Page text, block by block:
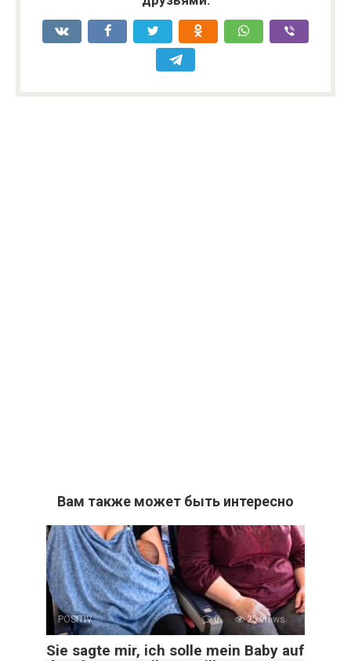
Вам также может быть интересно
POSITIV 0 25 views
Sie sagte mir, ich solle mein Baby auf